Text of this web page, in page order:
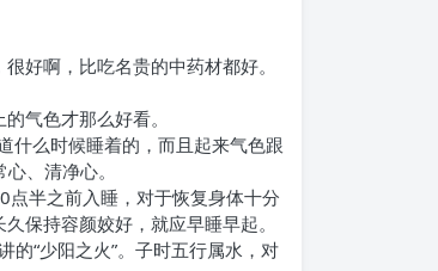
好啊，比吃名贵的中药材都好。
气色才那么好看。
什么时候睡着的，而且起来气色跟
、清净心。
半之前入睡，对于恢复身体十分
保持容颜姣好，就应早睡早起。
的“少阳之火”。子时五行属水，对